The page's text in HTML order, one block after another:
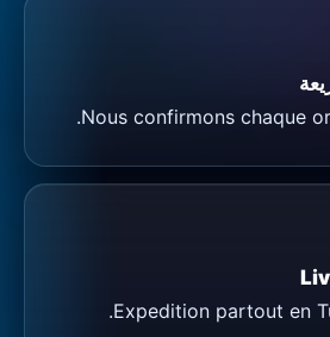
Nous confirmons chaque
Expedition partout en